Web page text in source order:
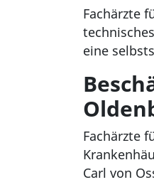
Fachärzte
eine
Fachärzte
Carl von